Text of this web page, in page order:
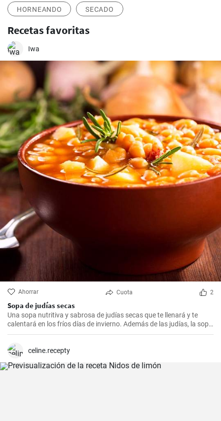
HORNEANDO SECADO
Recetas favoritas
Iwa
Ahorrar Cuota 2
Sopa de judías secas
Una sopa nutritiva y sabrosa de judías secas que te llenará y te
calentará en los fríos días de invierno. Además de las judías, la sopa
también tiene patatas, zanahorias y cebolla, que le dan un rico
celine.recepty